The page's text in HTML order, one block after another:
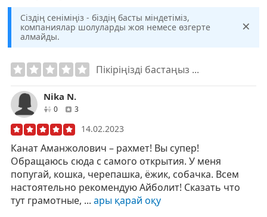
Сіздің сеніміңіз - біздің басты міндетіміз,
компаниялар шолуларды жоя немесе өзгерте
алмайды.
×
Пікіріңізді бастаңыз ...
Nika N.
0друзей
3отзывов
14.02.2023
Канат Аманжолович – рахмет! Вы супер!
Обращаюсь сюда с самого открытия. У меня
попугай, кошка, черепашка, ёжик, собачка. Всем
настоятельно рекомендую Айболит! Сказать что
тут грамотные, ... ары қарай оқу